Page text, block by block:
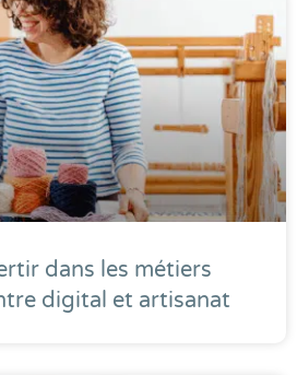
dans les métiers
digital et artisanat